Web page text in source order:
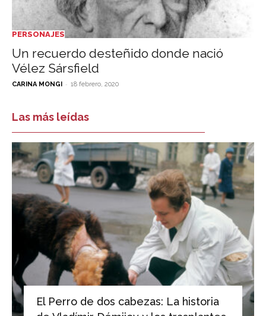
PERSONAJES
Un recuerdo desteñido donde nació
Vélez Sársfield
CARINA MONGI - 18 febrero, 2020
Las más leídas
El Perro de dos cabezas: La historia